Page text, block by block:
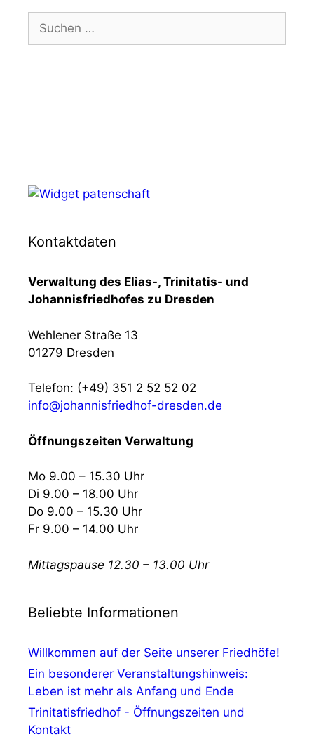
Suchen
nach:
Kontaktdaten
Verwaltung des Elias-, Trinitatis- und
Johannisfriedhofes zu Dresden
Wehlener Straße 13
01279 Dresden
Telefon: (+49) 351 2 52 52 02
info@johannisfriedhof-dresden.de
Öffnungszeiten Verwaltung
Mo 9.00 – 15.30 Uhr
Di 9.00 – 18.00 Uhr
Do 9.00 – 15.30 Uhr
Fr 9.00 – 14.00 Uhr
Mittagspause 12.30 – 13.00 Uhr
Beliebte Informationen
Willkommen auf der Seite unserer Friedhöfe!
Ein besonderer Veranstaltungshinweis:
Leben ist mehr als Anfang und Ende
Trinitatisfriedhof - Öffnungszeiten und
Kontakt